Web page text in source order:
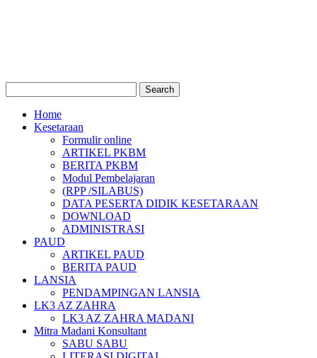
Home
Kesetaraan
Formulir online
ARTIKEL PKBM
BERITA PKBM
Modul Pembelajaran
(RPP /SILABUS)
DATA PESERTA DIDIK KESETARAAN
DOWNLOAD
ADMINISTRASI
PAUD
ARTIKEL PAUD
BERITA PAUD
LANSIA
PENDAMPINGAN LANSIA
LK3 AZ ZAHRA
LK3 AZ ZAHRA MADANI
Mitra Madani Konsultant
SABU SABU